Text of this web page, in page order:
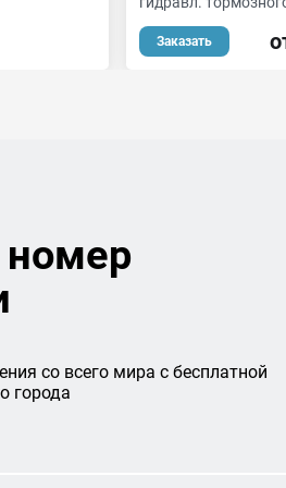
Заказать
номер
со всего мира с бесплатной
города